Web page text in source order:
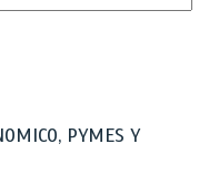
PYMES Y